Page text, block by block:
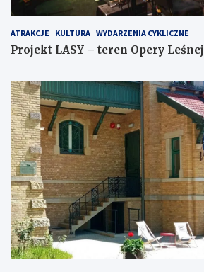
ATRAKCJE KULTURA WYDARZENIA CYKLICZNE
Projekt LASY – teren Opery Leśnej